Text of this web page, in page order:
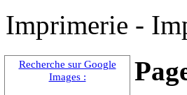
Imprimerie -
Recherche sur Google
Images :